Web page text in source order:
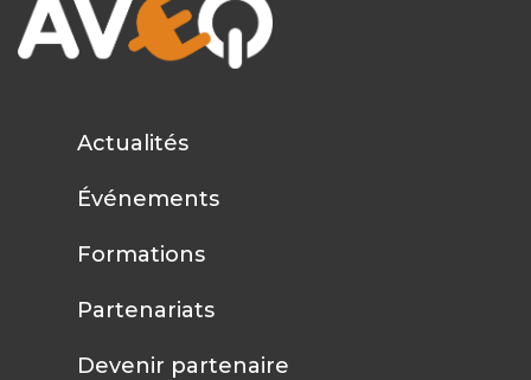
Actualités
Événements
Formations
Partenariats
Devenir partenaire